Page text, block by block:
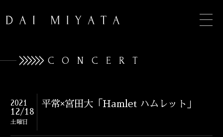
TOP
CONCERT
2021
12/18
土曜日
平常×宮田大「Hamlet ハムレット」